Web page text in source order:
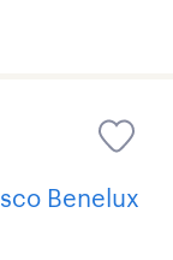
Benelux